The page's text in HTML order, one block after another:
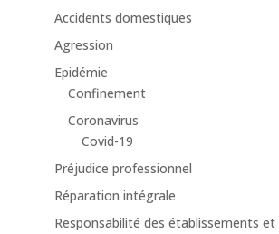
Accidents domestiques
Agression
Epidémie
Confinement
Coronavirus
Covid-19
Préjudice professionnel
Réparation intégrale
Responsabilité des établissements